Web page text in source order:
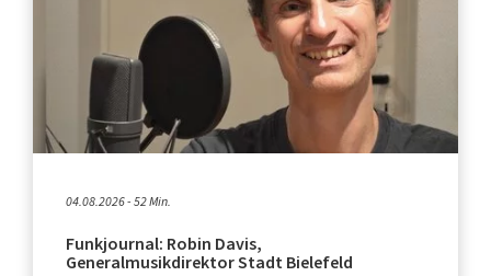
04.08.2026 - 52 Min.
Funkjournal: Robin Davis,
Generalmusikdirektor Stadt Bielefeld